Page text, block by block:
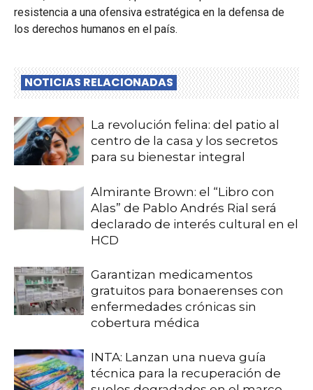
resistencia a una ofensiva estratégica en la defensa de
los derechos humanos en el país.
NOTICIAS RELACIONADAS
La revolución felina: del patio al
centro de la casa y los secretos
para su bienestar integral
Almirante Brown: el “Libro con
Alas” de Pablo Andrés Rial será
declarado de interés cultural en el
HCD
Garantizan medicamentos
gratuitos para bonaerenses con
enfermedades crónicas sin
cobertura médica
INTA: Lanzan una nueva guía
técnica para la recuperación de